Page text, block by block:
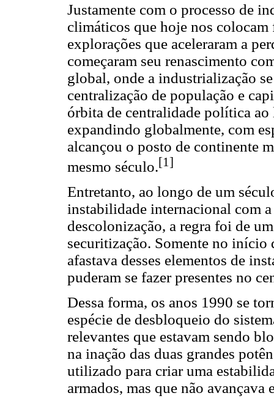
Justamente com o processo de
climáticos que hoje nos colocam
explorações que aceleraram a
começaram seu renascimento
global, onde a industrialização
centralização de população e
órbita de centralidade política
expandindo globalmente, com
alcançou o posto de continente
mesmo século.[1]
Entretanto, ao longo de um
instabilidade internacional com
descolonização, a regra foi de
securitização. Somente no início
afastava desses elementos de
puderam se fazer presentes no
Dessa forma, os anos 1990 se
espécie de desbloqueio do
relevantes que estavam sendo
na inação das duas grandes
utilizado para criar uma
armados, mas que não avançava